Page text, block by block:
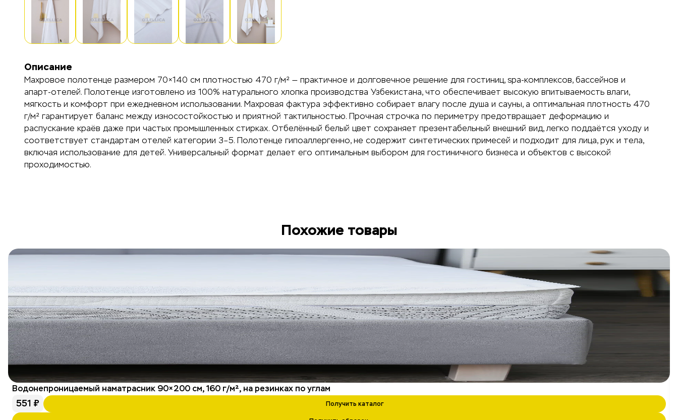
Описание
Махровое полотенце размером 70×140 см плотностью 470 г/м² — практичное и долговечное решение для гостиниц, spa-комплексов, бассейнов и
апарт-отелей. Полотенце изготовлено из 100% натурального хлопка производства Узбекистана, что обеспечивает высокую впитываемость влаги,
мягкость и комфорт при ежедневном использовании. Махровая фактура эффективно собирает влагу после душа и сауны, а оптимальная плотность 470
г/м² гарантирует баланс между износостойкостью и приятной тактильностью. Прочная строчка по периметру предотвращает деформацию и
распускание краёв даже при частых промышленных стирках. Отбелённый белый цвет сохраняет презентабельный внешний вид, легко поддаётся уходу и
соответствует стандартам отелей категории 3–5. Полотенце гипоаллергенно, не содержит синтетических примесей и подходит для лица, рук и тела,
включая использование для детей. Универсальный формат делает его оптимальным выбором для гостиничного бизнеса и объектов с высокой
проходимостью.
Похожие товары
Водонепроницаемый наматрасник 90×200 см, 160 г/м², на резинках по углам
551 ₽ Получить каталог